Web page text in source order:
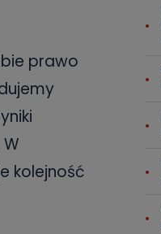
prawo
kolejność